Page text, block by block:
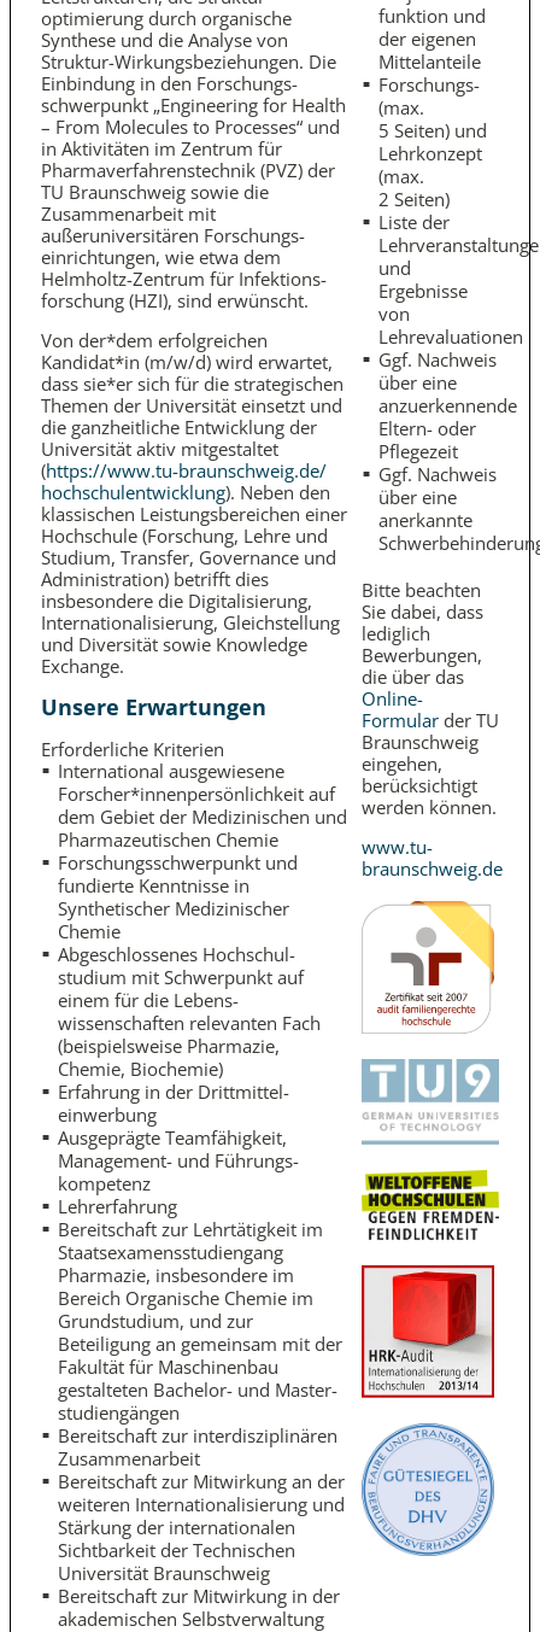
optimierung durch organische
Synthese und die Analyse von
Struktur-Wirkungs­beziehungen. Die
Einbindung in den Forschungs­
schwerpunkt „Engineering for Health
– From Molecules to Processes“ und
in Aktivitäten im Zentrum für
Pharma­verfahrens­technik (PVZ) der
TU Braunschweig sowie die
Zusammenarbeit mit
außeruniversitären Forschungs­
einrichtungen, wie etwa dem
Helmholtz-Zentrum für Infektions­
forschung (HZI), sind erwünscht.
Von der*dem erfolgreichen
Kandidat*in (m/w/d) wird erwartet,
dass sie*er sich für die strategischen
Themen der Universität einsetzt und
die ganzheitliche Entwicklung der
Universität aktiv mitgestaltet
(https://www.tu-braunschweig.de/​
hochschulentwicklung). Neben den
klassischen Leistungs­bereichen einer
Hochschule (Forschung, Lehre und
Studium, Transfer, Governance und
Administration) betrifft dies
insbesondere die Digitalisierung,
Internationalisierung, Gleichstellung
und Diversität sowie Knowledge
Exchange.
Unsere Erwartungen
Erforderliche Kriterien
International ausgewiesene
Forscher*innen­persönlichkeit auf
dem Gebiet der Medizinischen und
Pharmazeutischen Chemie
Forschungsschwerpunkt und
fundierte Kenntnisse in
Synthetischer Medizinischer
Chemie
Abgeschlossenes Hochschul­
studium mit Schwerpunkt auf
einem für die Lebens­
wissenschaften relevanten Fach
(beispielsweise Pharmazie,
Chemie, Biochemie)
Erfahrung in der Drittmittel­
einwerbung
Ausgeprägte Teamfähigkeit,
Management- und Führungs­
kompetenz
Lehrerfahrung
Bereitschaft zur Lehrtätigkeit im
Staatsexamens­studiengang
Pharmazie, insbesondere im
Bereich Organische Chemie im
Grundstudium, und zur
Beteiligung an gemeinsam mit der
Fakultät für Maschinenbau
gestalteten Bachelor- und Master­
studiengängen
Bereitschaft zur interdisziplinären
Zusammenarbeit
Bereitschaft zur Mitwirkung an der
weiteren Internationalisierung und
Stärkung der internationalen
Sichtbarkeit der Technischen
Universität Braunschweig
Bereitschaft zur Mitwirkung in der
akademischen Selbstverwaltung
funktion und
der eigenen
Mittelanteile
Forschungs-
(max.
5 Seiten) und
Lehrkonzept
(max.
2 Seiten)
Liste der
und
Ergebnisse
von
Lehrevaluationen
Ggf. Nachweis
über eine
anzuerkennende
Eltern- oder
Pflegezeit
Ggf. Nachweis
über eine
anerkannte
Bitte beachten
Sie dabei, dass
lediglich
Bewerbungen,
die über das
Online-
Formular der TU
Braunschweig
eingehen,
berücksichtigt
werden können.
www.tu-
braunschweig.de